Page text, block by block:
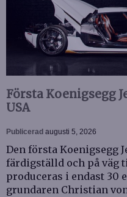
Första Koenigsegg
USA
Publicerad augusti 5, 2026
Den första Koenigsegg
färdigställd och på väg
produceras i endast 30
grundaren Christian